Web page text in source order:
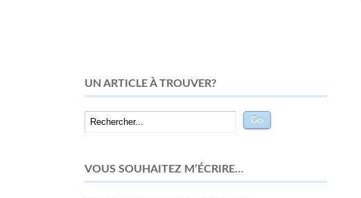
UN ARTICLE À TROUVER?
VOUS SOUHAITEZ M’ÉCRIRE…